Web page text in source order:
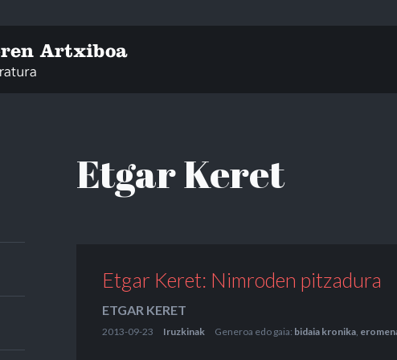
Etgar Keret
Etgar Keret: Nimroden pitzadura
ETGAR KERET
2013-09-23 Iruzkinak Generoa edo gaia: bidaia kronika